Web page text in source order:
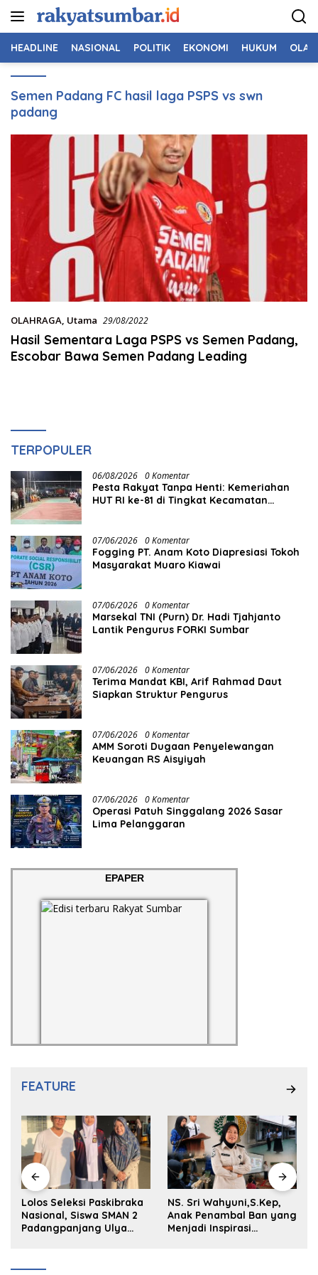
HEADLINE NASIONAL POLITIK EKONOMI HUKUM
Semen Padang FC hasil laga PSPS vs swn
padang
OLAHRAGA, Utama 29/08/2022
Hasil Sementara Laga PSPS vs Semen Padang,
Escobar Bawa Semen Padang Leading
TERPOPULER
06/08/2026 0 Komentar
Pesta Rakyat Tanpa Henti: Kemeriahan
HUT RI ke-81 di Tingkat Kecamatan
07/06/2026 0 Komentar
Fogging PT. Anam Koto Diapresiasi Tokoh
07/06/2026 0 Komentar
Marsekal TNI (Purn) Dr. Hadi Tjahjanto
Lantik Pengurus FORKI Sumbar
07/06/2026 0 Komentar
Terima Mandat KBI, Arif Rahmad Daut
Siapkan Struktur Pengurus
07/06/2026 0 Komentar
AMM Soroti Dugaan Penyelewangan
Keuangan RS Aisyiyah
07/06/2026 0 Komentar
Operasi Patuh Singgalang 2026 Sasar
Lima Pelanggaran
EPAPER
FEATURE
Lolos Seleksi Paskibraka
Nasional, Siswa SMAN 2
Padangpanjang Ulya
NS. Sri Wahyuni,S.Kep,
Anak Penambal Ban yang
Menjadi Inspirasi